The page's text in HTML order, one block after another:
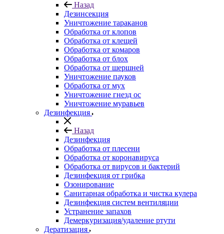
Назад
Дезинсекция
Уничтожение тараканов
Обработка от клопов
Обработка от клещей
Обработка от комаров
Обработка от блох
Обработка от шершней
Уничтожение пауков
Обработка от мух
Уничтожение гнезд ос
Уничтожение муравьев
Дезинфекция
Назад
Дезинфекция
Обработка от плесени
Обработка от коронавируса
Обработка от вирусов и бактерий
Дезинфекция от грибка
Озонирование
Санитарная обработка и чистка кулера
Дезинфекция систем вентиляции
Устранение запахов
Демеркуризация/удаление ртути
Дератизация